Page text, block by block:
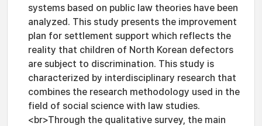
systems based on public law theories have been
analyzed. This study presents the improvement
plan for settlement support which reflects the
reality that children of North Korean defectors
are subject to discrimination. This study is
characterized by interdisciplinary research that
combines the research methodology used in the
field of social science with law studies.
<br>Through the qualitative survey, the main